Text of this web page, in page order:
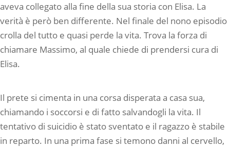
aveva collegato alla fine della sua storia con Elisa. La
verità è però ben differente. Nel finale del nono episodio
crolla del tutto e quasi perde la vita. Trova la forza di
chiamare Massimo, al quale chiede di prendersi cura di
Elisa.
Il prete si cimenta in una corsa disperata a casa sua,
chiamando i soccorsi e di fatto salvandogli la vita. Il
tentativo di suicidio è stato sventato e il ragazzo è stabile
in reparto. In una prima fase si temono danni al cervello,